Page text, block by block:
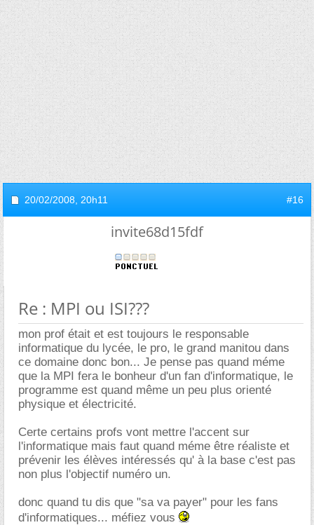
20/02/2008, 20h11 #16
invite68d15fdf
Re : MPI ou ISI???
mon prof était et est toujours le responsable
informatique du lycée, le pro, le grand manitou dans
ce domaine donc bon... Je pense pas quand méme
que la MPI fera le bonheur d'un fan d'informatique, le
programme est quand même un peu plus orienté
physique et électricité.
Certe certains profs vont mettre l'accent sur
l'informatique mais faut quand méme être réaliste et
prévenir les élèves intéressés qu' à la base c'est pas
non plus l'objectif numéro un.
donc quand tu dis que "sa va payer" pour les fans
d'informatiques... méfiez vous